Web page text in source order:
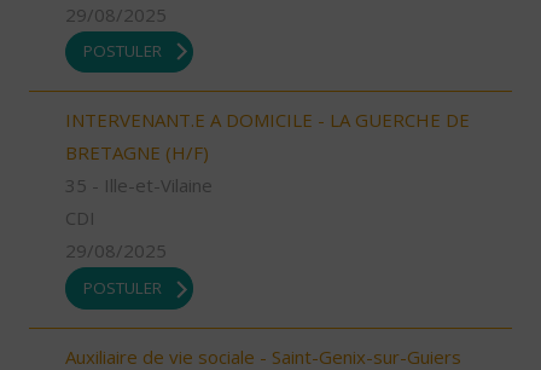
29/08/2025
POSTULER
INTERVENANT.E A DOMICILE - LA GUERCHE DE
BRETAGNE (H/F)
35 - Ille-et-Vilaine
CDI
29/08/2025
POSTULER
Auxiliaire de vie sociale - Saint-Genix-sur-Guiers